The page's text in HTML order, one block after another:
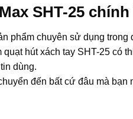
SHT-25
phẩm chuyên sử dụng
hút xách tay SHT-25 có
dùng.
đến bất cứ đâu mà bạn